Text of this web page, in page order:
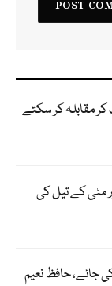
مقابلہ کر سکتے
مٹی کے تیل کی
فی لیٹر کی جائے، حافظ نعیم